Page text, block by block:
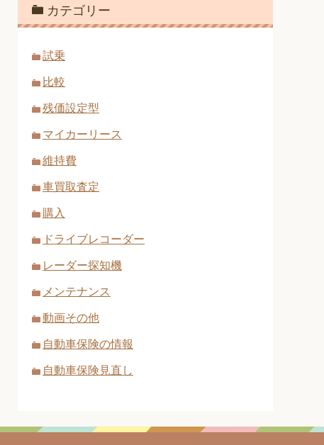
カテゴリー
試乗
比較
残価設定型
マイカーリース
維持費
車買取査定
購入
ドライブレコーダー
レーダー探知機
メンテナンス
動画その他
自動車保険の情報
自動車保険見直し